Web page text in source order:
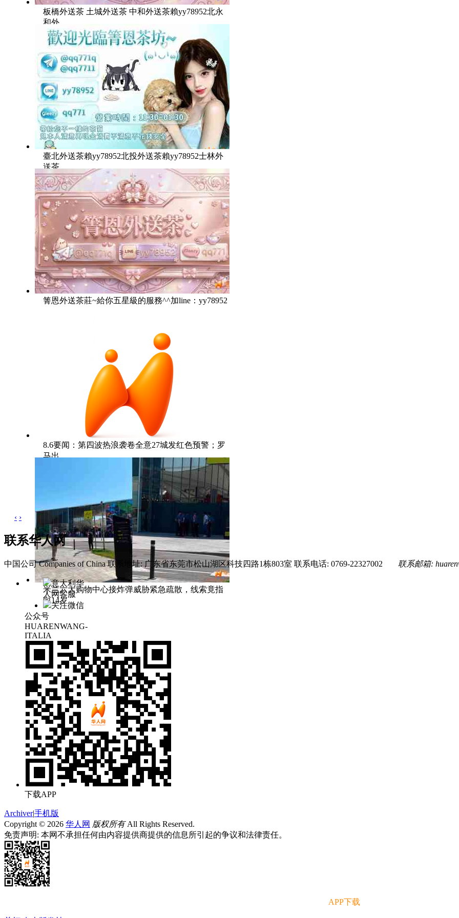
板橋外送茶 土城外送茶 中和外送茶賴yy78952北永
和外
臺北外送茶賴yy78952北投外送茶賴yy78952士林外
送茶
箐恩外送茶莊~給你五星級的服務^^加line：yy78952
8.6要闻：第四波热浪袭卷全意27城发红色预警；罗
马出
米兰六大购物中心接炸弹威胁紧急疏散，线索竟指
向14岁
‹ ›
联系华人网
中国公司 Companies of China 联系地址: 广东省东莞市松山湖区科技四路1栋803室 联系电话: 0769-22327002 联系邮箱:
意大利华
人网客服
关注微信
公众号
HUARENWANG-
ITALIA
下载APP
Archiver|手机版
Copyright © 2026 华人网 版权所有All Rights Reserved.
免责声明: 本网不承担任何由内容提供商提供的信息所引起的争议和法律责任。
APP下载